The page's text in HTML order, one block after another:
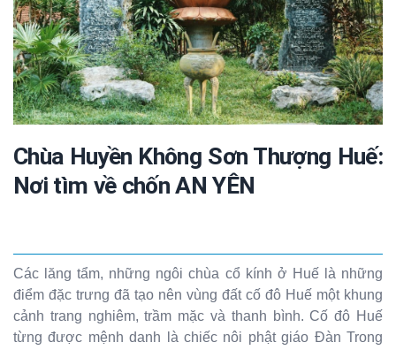
Chùa Huyền Không Sơn Thượng Huế:
Nơi tìm về chốn AN YÊN
Các lăng tẩm, những ngôi chùa cổ kính ở Huế là những
điểm đặc trưng đã tạo nên vùng đất cố đô Huế một khung
cảnh trang nghiêm, trầm mặc và thanh bình. Cố đô Huế
từng được mệnh danh là chiếc nôi phật giáo Đàn Trong